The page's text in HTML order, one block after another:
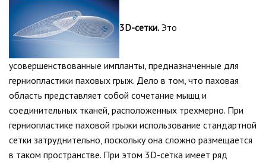
3D-сетки. Это
усовершенствованные импланты, предназначенные для
герниопластики паховых грыж. Дело в том, что паховая
область представляет собой сочетание мышц и
соединительных тканей, расположенных трехмерно. При
герниопластике паховой грыжи использование стандартной
сетки затруднительно, поскольку она сложно размещается
в таком пространстве. При этом 3D-сетка имеет ряд